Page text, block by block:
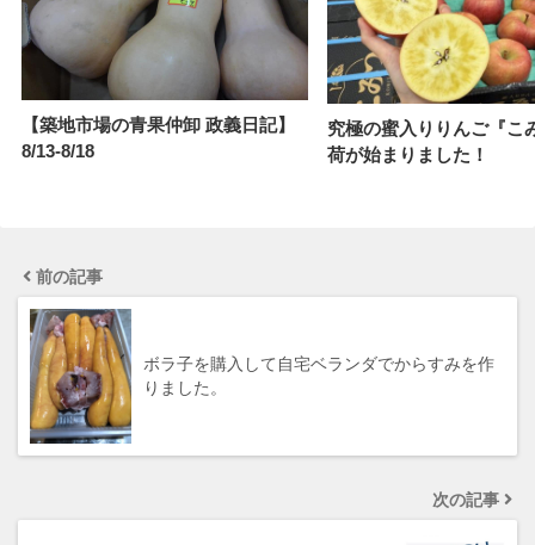
【築地市場の青果仲卸 政義日記】
8/13-8/18
究極の蜜入りりんご『こ
荷が始まりました！
前の記事
ボラ子を購入して自宅ベランダでからすみを作
りました。
次の記事